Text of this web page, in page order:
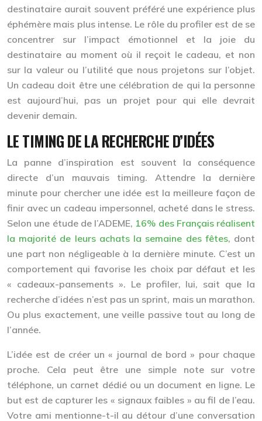
destinataire aurait souvent préféré une expérience plus
éphémère mais plus intense. Le rôle du profiler est de se
concentrer sur l’impact émotionnel et la joie du
destinataire au moment où il reçoit le cadeau, et non
sur la valeur ou l’utilité que nous projetons sur l’objet.
Un cadeau doit être une célébration de qui la personne
est aujourd’hui, pas un projet pour qui elle devrait
devenir demain.
LE TIMING DE LA RECHERCHE D’IDÉES
La panne d’inspiration est souvent la conséquence
directe d’un mauvais timing. Attendre la dernière
minute pour chercher une idée est la meilleure façon de
finir avec un cadeau impersonnel, acheté dans le stress.
Selon une étude de l’ADEME, 16% des Français réalisent
la majorité de leurs achats la semaine des fêtes, dont
une part non négligeable à la dernière minute. C’est un
comportement qui favorise les choix par défaut et les
« cadeaux-pansements ». Le profiler, lui, sait que la
recherche d’idées n’est pas un sprint, mais un marathon.
Ou plus exactement, uneveille passivetout au long de
l’année.
L’idée est de créer un « journal de bord » pour chaque
proche. Cela peut être une simple note sur votre
téléphone, un carnet dédié ou un document en ligne. Le
but est de capturer les « signaux faibles » au fil de l’eau.
Votre ami mentionne-t-il au détour d’une conversation